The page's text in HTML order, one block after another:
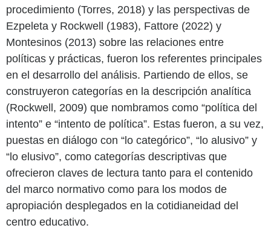
procedimiento (Torres, 2018) y las perspectivas de
Ezpeleta y Rockwell (1983), Fattore (2022) y
Montesinos (2013) sobre las relaciones entre
políticas y prácticas, fueron los referentes principales
en el desarrollo del análisis. Partiendo de ellos, se
construyeron categorías en la descripción analítica
(Rockwell, 2009) que nombramos como “política del
intento” e “intento de política”. Estas fueron, a su vez,
puestas en diálogo con “lo categórico”, “lo alusivo” y
“lo elusivo”, como categorías descriptivas que
ofrecieron claves de lectura tanto para el contenido
del marco normativo como para los modos de
apropiación desplegados en la cotidianeidad del
centro educativo.